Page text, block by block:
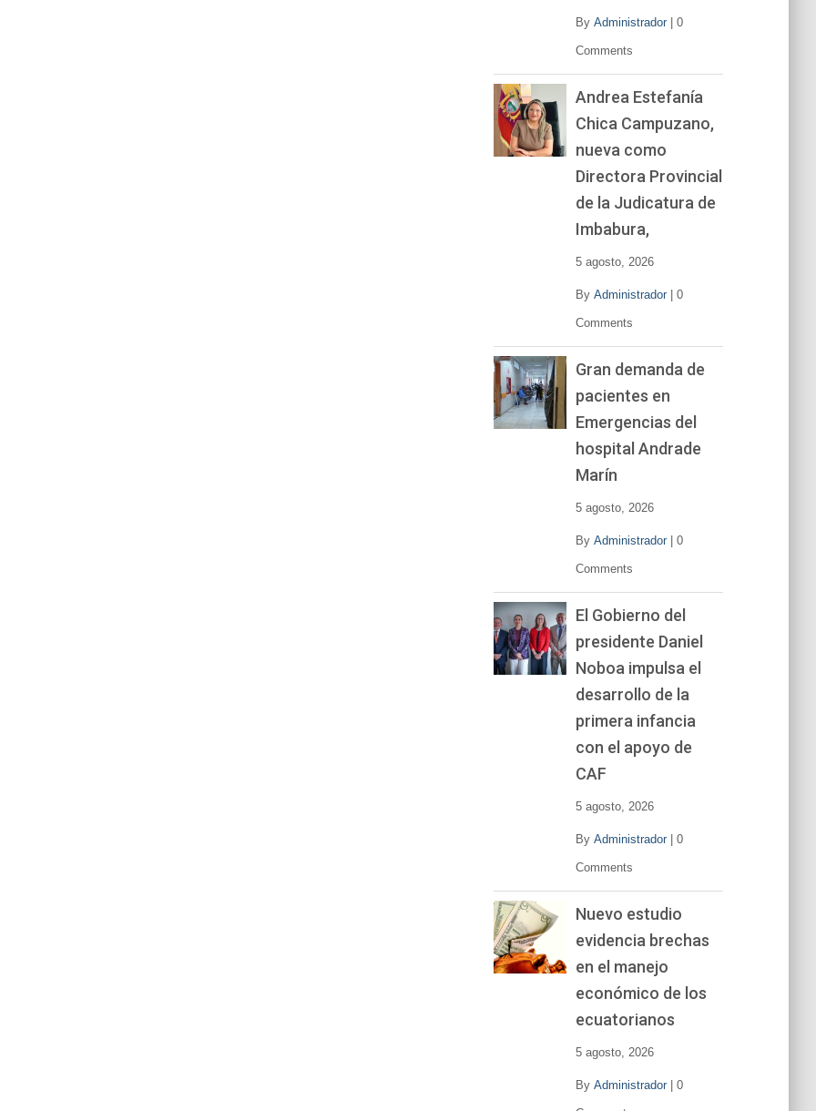
By Administrador| 0
Comments
Andrea Estefanía
Chica Campuzano,
nueva como
Directora Provincial
de la Judicatura de
Imbabura,
5 agosto, 2026
By Administrador| 0
Comments
Gran demanda de
pacientes en
Emergencias del
hospital Andrade
Marín
5 agosto, 2026
By Administrador| 0
Comments
El Gobierno del
presidente Daniel
Noboa impulsa el
desarrollo de la
primera infancia
con el apoyo de
CAF
5 agosto, 2026
By Administrador| 0
Comments
Nuevo estudio
evidencia brechas
en el manejo
económico de los
ecuatorianos
5 agosto, 2026
By Administrador| 0